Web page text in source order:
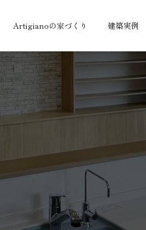
Artigianoの家づくり 建築実例